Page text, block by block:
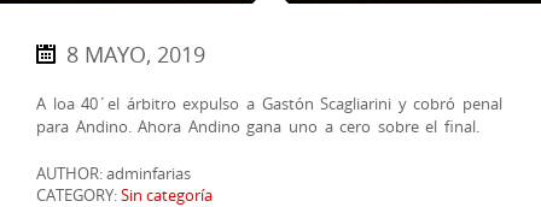
8 MAYO, 2019
A loa 40´el árbitro expulso a Gastón Scagliarini y cobró penal
para Andino. Ahora Andino gana uno a cero sobre el final.
AUTHOR: adminfarias
CATEGORY:Sin categoría